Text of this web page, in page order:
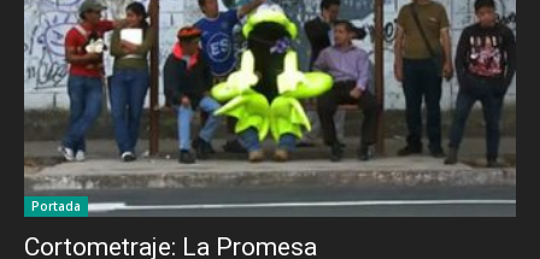
Portada
Cortometraje: La Promesa